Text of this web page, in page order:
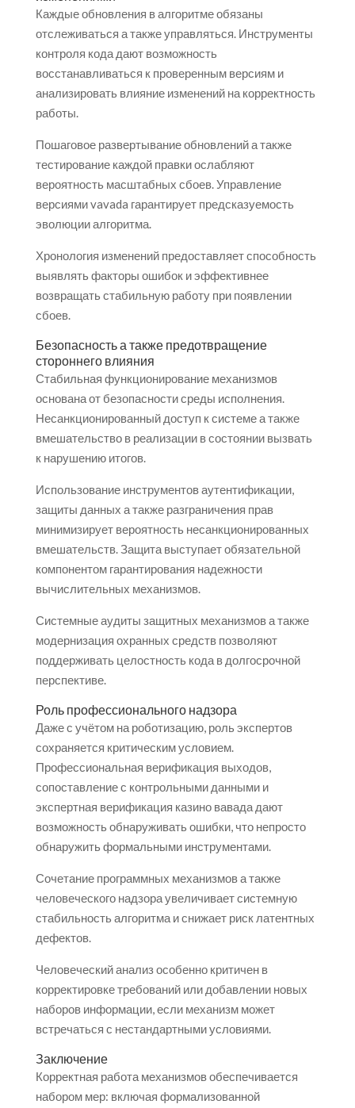
Каждые обновления в алгоритме обязаны
отслеживаться а также управляться. Инструменты
контроля кода дают возможность
восстанавливаться к проверенным версиям и
анализировать влияние изменений на корректность
работы.
Пошаговое развертывание обновлений а также
тестирование каждой правки ослабляют
вероятность масштабных сбоев. Управление
версиями vavada гарантирует предсказуемость
эволюции алгоритма.
Хронология изменений предоставляет способность
выявлять факторы ошибок и эффективнее
возвращать стабильную работу при появлении
сбоев.
Безопасность а также предотвращение
стороннего влияния
Стабильная функционирование механизмов
основана от безопасности среды исполнения.
Несанкционированный доступ к системе а также
вмешательство в реализации в состоянии вызвать
к нарушению итогов.
Использование инструментов аутентификации,
защиты данных а также разграничения прав
минимизирует вероятность несанкционированных
вмешательств. Защита выступает обязательной
компонентом гарантирования надежности
вычислительных механизмов.
Системные аудиты защитных механизмов а также
модернизация охранных средств позволяют
поддерживать целостность кода в долгосрочной
перспективе.
Роль профессионального надзора
Даже с учётом на роботизацию, роль экспертов
сохраняется критическим условием.
Профессиональная верификация выходов,
сопоставление с контрольными данными и
экспертная верификация казино вавада дают
возможность обнаруживать ошибки, что непросто
обнаружить формальными инструментами.
Сочетание программных механизмов а также
человеческого надзора увеличивает системную
стабильность алгоритма и снижает риск латентных
дефектов.
Человеческий анализ особенно критичен в
корректировке требований или добавлении новых
наборов информации, если механизм может
встречаться с нестандартными условиями.
Заключение
Корректная работа механизмов обеспечивается
набором мер: включая формализованной